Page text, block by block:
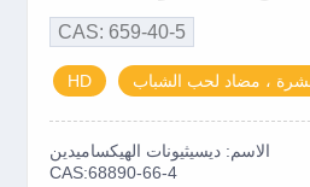
CAS: 659-40-5
HD ، مضاد لحب الشباب
الاسم: ديسيثيونات الهيكساميدين
CAS:68890-66-4